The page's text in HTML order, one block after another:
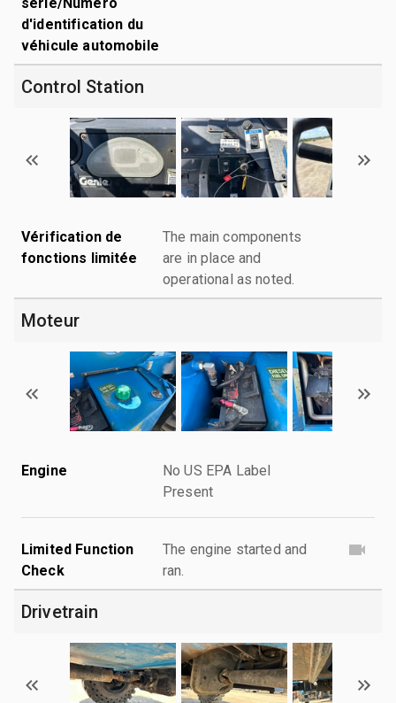
d'identification du
véhicule automobile
Control Station
Vérification de
fonctions limitée
The main components
are in place and
operational as noted.
Moteur
Engine
No US EPA Label
Present
Limited Function
Check
The engine started and
ran.
Drivetrain